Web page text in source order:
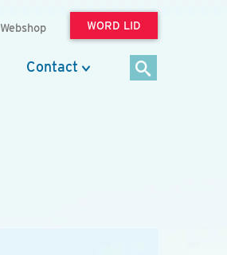
Webshop WORD LID
Contact